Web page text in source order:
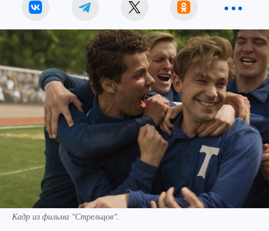
Кадр из фильма "Стрельцов".